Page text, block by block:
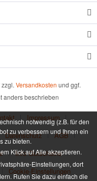
Versandkosten und ggf.
anders beschrieben
Impressum
Datenschutz
AGB
Info Gutscheine
Cookie-Einstellungen
notwendig (z.B. für den
zu verbessern und Ihnen ein
zu bieten.
Klick auf Alle akzeptieren.
Einstellungen, dort
Rufen Sie dazu einfach die